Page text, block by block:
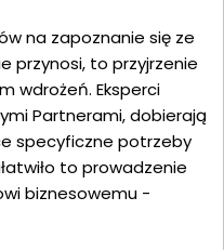
na zapoznanie się ze
przynosi, to przyjrzenie
wdrożeń. Eksperci
Partnerami, dobierają
specyficzne potrzeby
to prowadzenie
biznesowemu -